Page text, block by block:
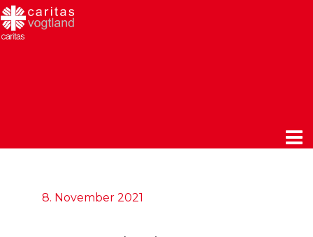
8. November 2021